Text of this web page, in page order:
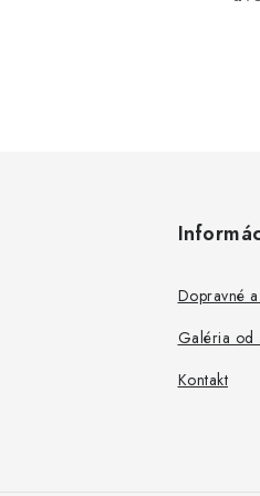
Dopravné
Galéria od
Kontakt